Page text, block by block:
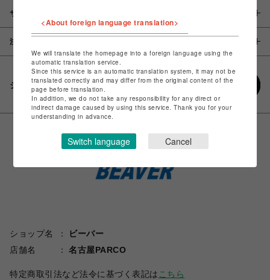
サイズ
注意事項
シェアする
ショップ名
ビーバー
店舗名
名古屋PARCO
特定商取引法など法令に基づく表記は こちら
<About foreign language translation>
We will translate the homepage into a foreign language using the
automatic translation service.
Since this service is an automatic translation system, it may not be
translated correctly and may differ from the original content of the
page before translation.
In addition, we do not take any responsibility for any direct or
indirect damage caused by using this service. Thank you for your
understanding in advance.
Switch language Cancel